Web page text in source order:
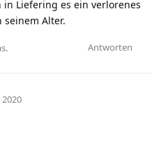
Liefering es ein verlorenes
seinem Alter.
Antworten
.